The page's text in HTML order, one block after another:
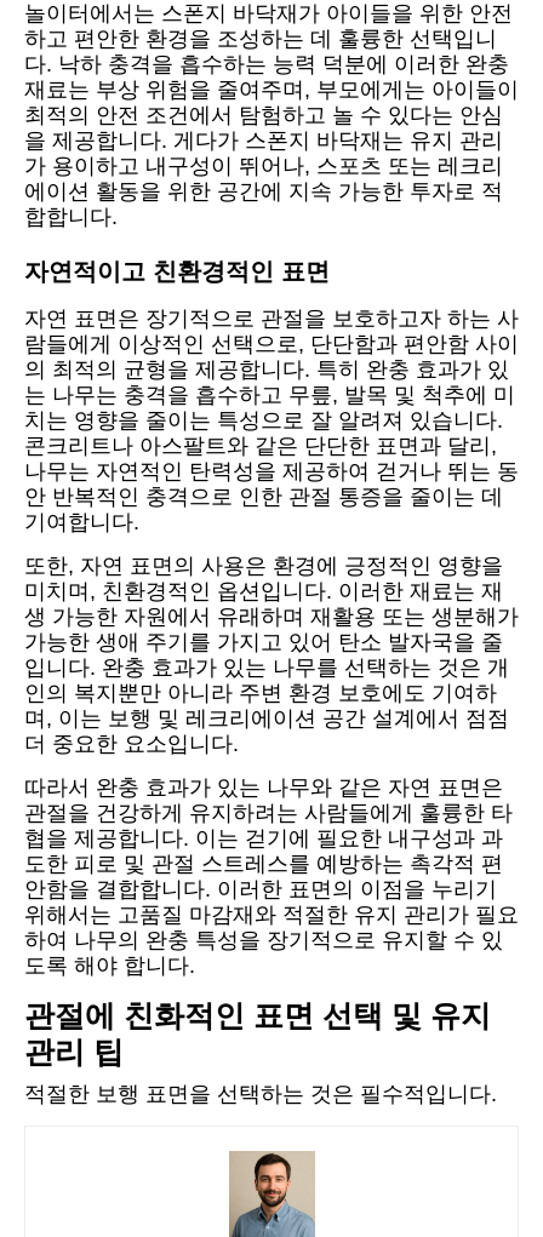
놀이터에서는 스폰지 바닥재가 아이들을 위한 안전
하고 편안한 환경을 조성하는 데 훌륭한 선택입니
다. 낙하 충격을 흡수하는 능력 덕분에 이러한 완충
재료는 부상 위험을 줄여주며, 부모에게는 아이들이
최적의 안전 조건에서 탐험하고 놀 수 있다는 안심
을 제공합니다. 게다가 스폰지 바닥재는 유지 관리
가 용이하고 내구성이 뛰어나, 스포츠 또는 레크리
에이션 활동을 위한 공간에 지속 가능한 투자로 적
합합니다.
자연적이고 친환경적인 표면
자연 표면은 장기적으로 관절을 보호하고자 하는 사
람들에게 이상적인 선택으로, 단단함과 편안함 사이
의 최적의 균형을 제공합니다. 특히 완충 효과가 있
는 나무는 충격을 흡수하고 무릎, 발목 및 척추에 미
치는 영향을 줄이는 특성으로 잘 알려져 있습니다.
콘크리트나 아스팔트와 같은 단단한 표면과 달리,
나무는 자연적인 탄력성을 제공하여 걷거나 뛰는 동
안 반복적인 충격으로 인한 관절 통증을 줄이는 데
기여합니다.
또한, 자연 표면의 사용은 환경에 긍정적인 영향을
미치며, 친환경적인 옵션입니다. 이러한 재료는 재
생 가능한 자원에서 유래하며 재활용 또는 생분해가
가능한 생애 주기를 가지고 있어 탄소 발자국을 줄
입니다. 완충 효과가 있는 나무를 선택하는 것은 개
인의 복지뿐만 아니라 주변 환경 보호에도 기여하
며, 이는 보행 및 레크리에이션 공간 설계에서 점점
더 중요한 요소입니다.
따라서 완충 효과가 있는 나무와 같은 자연 표면은
관절을 건강하게 유지하려는 사람들에게 훌륭한 타
협을 제공합니다. 이는 걷기에 필요한 내구성과 과
도한 피로 및 관절 스트레스를 예방하는 촉각적 편
안함을 결합합니다. 이러한 표면의 이점을 누리기
위해서는 고품질 마감재와 적절한 유지 관리가 필요
하여 나무의 완충 특성을 장기적으로 유지할 수 있
도록 해야 합니다.
관절에 친화적인 표면 선택 및 유지
관리 팁
적절한 보행 표면을 선택하는 것은 필수적입니다.